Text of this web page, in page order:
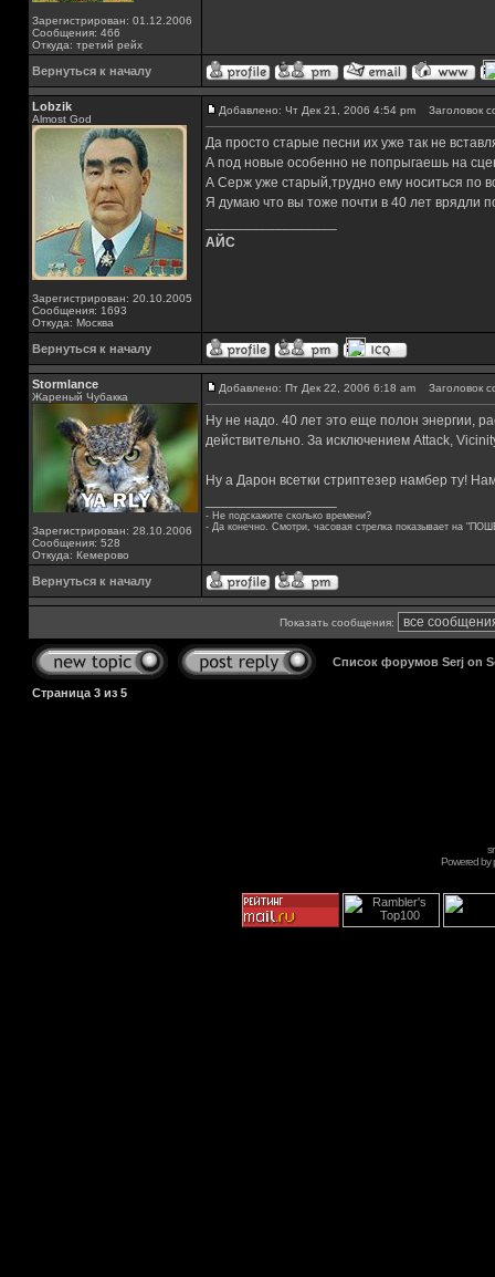
Зарегистрирован: 01.12.2006
Сообщения: 466
Откуда: третий рейх
Вернуться к началу
Lobzik
Almost God
Зарегистрирован: 20.10.2005
Сообщения: 1693
Откуда: Москва
Добавлено: Чт Дек 21, 2006 4:54 pm Заголовок
Да просто старые песни их уже так не
А под новые особенно не попрыгаешь на
А Серж уже старый,трудно ему носиться по
Я думаю что вы тоже почти в 40 лет врядли
АЙС
Вернуться к началу
Stormlance
Жареный Чубакка
Зарегистрирован: 28.10.2006
Сообщения: 528
Откуда: Кемерово
Добавлено: Пт Дек 22, 2006 6:18 am Заголовок
Ну не надо. 40 лет это еще полон энергии,
действительно. За исключением Attack,
Ну а Дарон всетки стриптезер намбер ту!
- Не подскажите сколько времени?
- Да конечно. Смотри, часовая стрелка показывает на
Вернуться к началу
Показать сообщения:
Список форумов Serj on
Страница 3 из 5
Powered by